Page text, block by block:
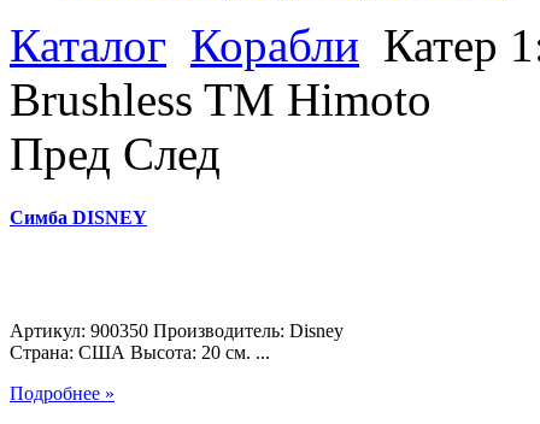
Каталог Корабли Катер
Brushless TM Himoto
Пред След
Симба DISNEY
Артикул: 900350 Производитель: Disney
Страна: США Высота: 20 см. ...
Подробнее »